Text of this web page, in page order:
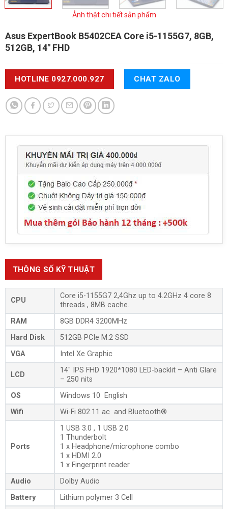
Ảnh thật chi tiết sản phẩm
Asus ExpertBook B5402CEA Core i5-1155G7, 8GB,
512GB, 14" FHD
HOTLINE 0927.000.927 CHAT ZALO
THÔNG SỐ KỸ THUẬT
CPU
Core i5-1155G7 2,4Ghz up to 4.2GHz 4 core 8
threads , 8MB cache.
RAM
8GB DDR4 3200MHz
Hard Disk
512GB PCIe M.2 SSD
VGA
Intel Xe Graphic
LCD
14″ IPS FHD 1920*1080 LED-backlit – Anti Glare
– 250 nits
OS
Windows 10 English
Wifi
Wi-Fi 802.11 ac and Bluetooth®
Ports
1 USB 3.0 , 1 USB 2.0
1 Thunderbolt
1 x Headphone/microphone combo
1 x HDMI 2.0
1 x Fingerprint reader
Audio
Dolby Audio
Battery
Lithium polymer 3 Cell